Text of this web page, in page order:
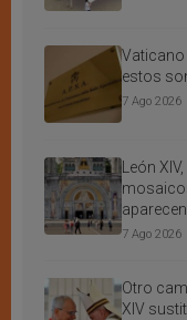
estos
7 Ago 2026
León
7 Ago 2026
Otro
XIV